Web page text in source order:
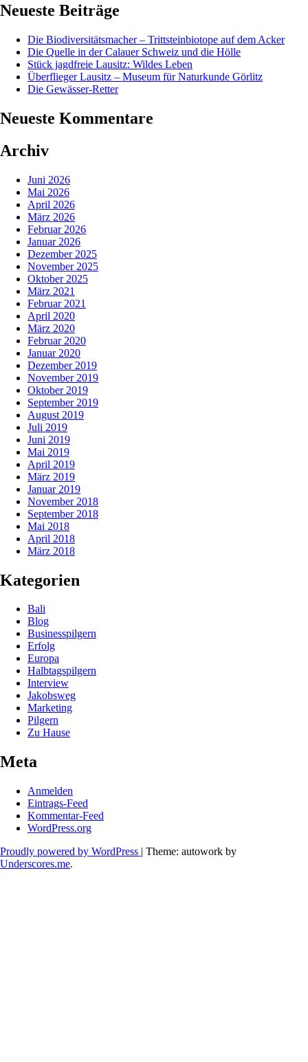
Neueste Beiträge
Die Biodiversitätsmacher – Trittsteinbiotope auf dem Acker
Die Quelle in der Calauer Schweiz und die Hölle
Stück jagdfreie Lausitz: Wildes Leben
Überflieger Lausitz – Museum für Naturkunde Görlitz
Die Gewässer-Retter
Neueste Kommentare
Archiv
Juni 2026
Mai 2026
April 2026
März 2026
Februar 2026
Januar 2026
Dezember 2025
November 2025
Oktober 2025
März 2021
Februar 2021
April 2020
März 2020
Februar 2020
Januar 2020
Dezember 2019
November 2019
Oktober 2019
September 2019
August 2019
Juli 2019
Juni 2019
Mai 2019
April 2019
März 2019
Januar 2019
November 2018
September 2018
Mai 2018
April 2018
März 2018
Kategorien
Bali
Blog
Businesspilgern
Erfolg
Europa
Halbtagspilgern
Interview
Jakobsweg
Marketing
Pilgern
Zu Hause
Meta
Anmelden
Eintrags-Feed
Kommentar-Feed
WordPress.org
Proudly powered by WordPress | Theme: autowork by
Underscores.me.